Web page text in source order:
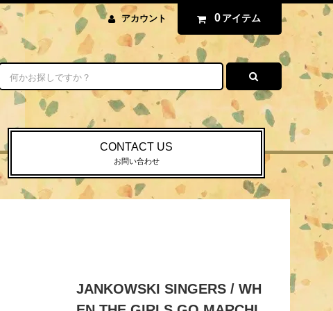
アカウント 0 アイテム
CONTACT US
お問い合わせ
JANKOWSKI SINGERS / WH